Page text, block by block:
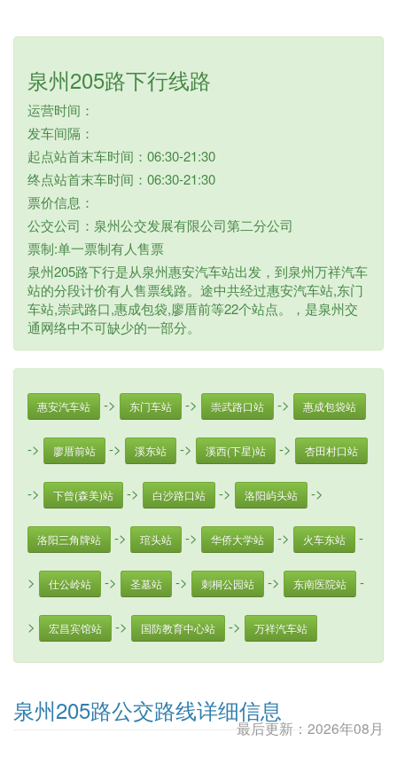
泉州205路下行线路
运营时间：
发车间隔：
起点站首末车时间：06:30-21:30
终点站首末车时间：06:30-21:30
票价信息：
公交公司：泉州公交发展有限公司第二分公司
票制:单一票制有人售票
泉州205路下行是从泉州惠安汽车站出发，到泉州万祥汽车
站的分段计价有人售票线路。途中共经过惠安汽车站,东门
车站,崇武路口,惠成包袋,廖厝前等22个站点。，是泉州交
通网络中不可缺少的一部分。
惠安汽车站 -> 东门车站 -> 崇武路口站 -> 惠成包袋站
-> 廖厝前站 -> 溪东站 -> 溪西(下星)站 -> 杏田村口站
-> 下曾(森美)站 -> 白沙路口站 -> 洛阳屿头站 ->
洛阳三角牌站 -> 琯头站 -> 华侨大学站 -> 火车东站 -
> 仕公岭站 -> 圣墓站 -> 刺桐公园站 -> 东南医院站 -
> 宏昌宾馆站 -> 国防教育中心站 -> 万祥汽车站
泉州205路公交路线详细信息
最后更新：2026年08月